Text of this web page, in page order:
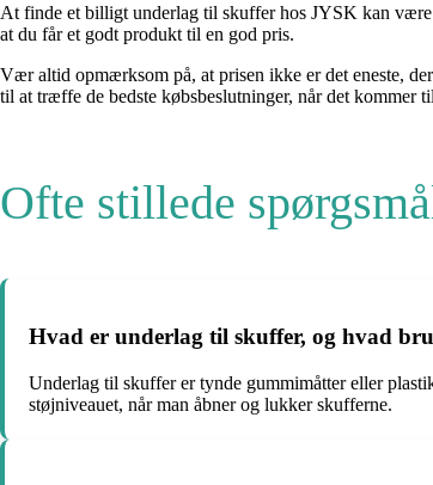
At finde et billigt underlag til skuffer hos JYSK kan være
at du får et godt produkt til en god pris.
Vær altid opmærksom på, at prisen ikke er det eneste,
til at træffe de bedste købsbeslutninger, når det kommer
Ofte stillede
Hvad er underlag til skuffer, og hvad
Underlag til skuffer er tynde gummimåtter eller
støjniveauet, når man åbner og lukker skufferne.